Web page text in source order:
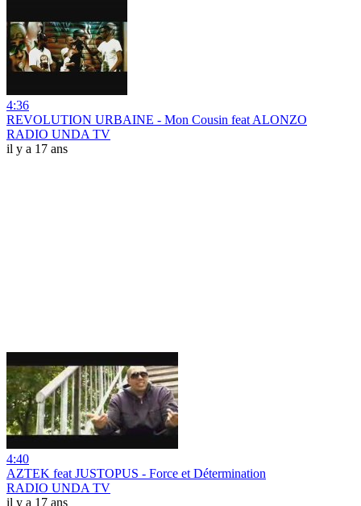
4:36
REVOLUTION URBAINE - Mon Cousin feat ALONZO
RADIO UNDA TV
il y a 17 ans
4:40
AZTEK feat JUSTOPUS - Force et Détermination
RADIO UNDA TV
il y a 17 ans